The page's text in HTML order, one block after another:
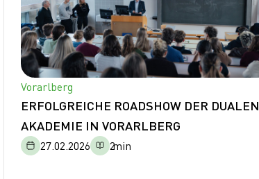
Vorarlberg
ERFOLGREICHE ROADSHOW DER DUALEN
AKADEMIE IN VORARLBERG
27.02.2026 2min